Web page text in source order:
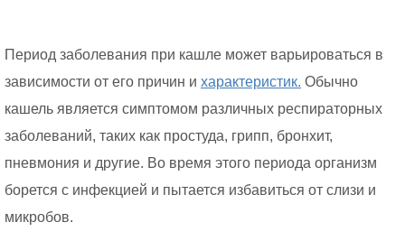
Период заболевания при кашле может варьироваться в
зависимости от его причин и характеристик. Обычно
кашель является симптомом различных респираторных
заболеваний, таких как простуда, грипп, бронхит,
пневмония и другие. Во время этого периода организм
борется с инфекцией и пытается избавиться от слизи и
микробов.